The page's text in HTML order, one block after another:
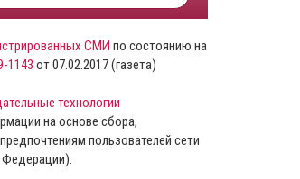
СМИ по состоянию на
1143 от 07.02.2017 (газета)
технологии
на основе сбора,
пользователей сети